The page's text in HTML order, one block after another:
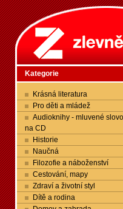
Kategorie
Krásná literatura
Pro děti a mládež
Audioknihy - mluvené slovo
na CD
Historie
Naučná
Filozofie a náboženství
Cestování, mapy
Zdraví a životní styl
Dítě a rodina